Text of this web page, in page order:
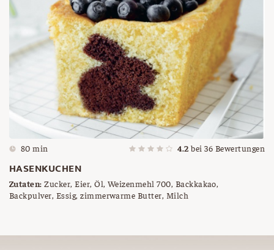
80 min 4.2 bei36 Bewertungen
HASENKUCHEN
Zutaten: Zucker, Eier, Öl, Weizenmehl 700, Backkakao,
Backpulver, Essig, zimmerwarme Butter, Milch